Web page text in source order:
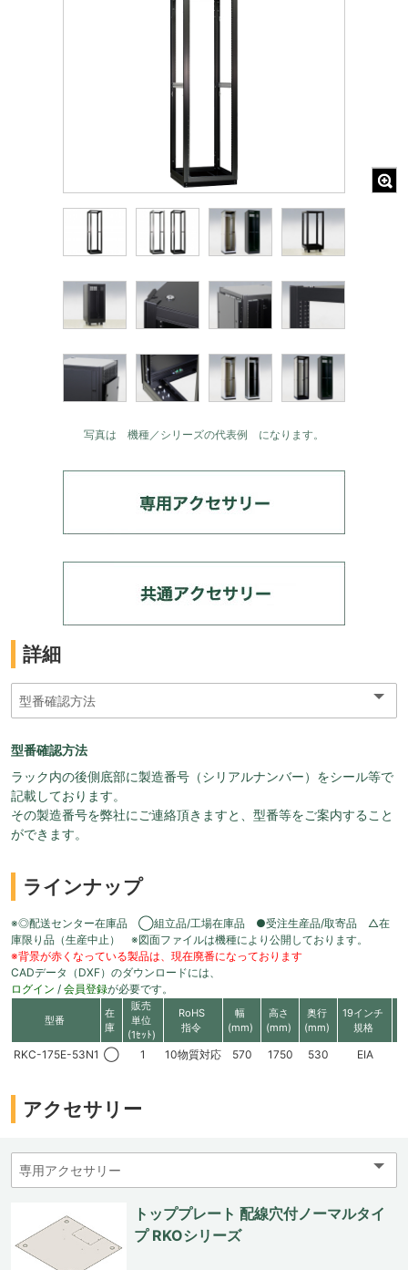
写真は 機種／シリーズの代表例 になります。
詳細
型番確認方法
ラック内の後側底部に製造番号（シリアルナンバー）をシール等で
記載しております。
その製造番号を弊社にご連絡頂きますと、型番等をご案内すること
ができます。
ラインナップ
※◎配送センター在庫品 ◯組立品/工場在庫品 ●受注生産品/取寄品 △在
庫限り品（生産中止） ※図面ファイルは機種により公開しております。
※背景が赤くなっている製品は、現在廃番になっております
CADデータ（DXF）のダウンロードには、
ログイン / 会員登録が必要です。
型番
在
庫
販売
単位
(1ｾｯﾄ)
RoHS
指令
幅
(mm)
高さ
(mm)
奥行
(mm)
19インチ
規格
RKC-175E-53N1 ◯ 1 10物質対応 570 1750 530 EIA
アクセサリー
トッププレート 配線穴付ノーマルタイ
プ RKOシリーズ